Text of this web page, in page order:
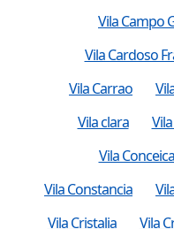
Vila Campo
Vila Cardoso
Vila Carrao
Vila clara
Vila
Vila Constancia
Vila Cristalia
Vila